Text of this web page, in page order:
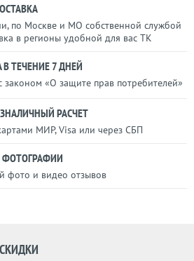
по Москве и МО собственной службой
в регионы удобной для вас ТК
В ТЕЧЕНИЕ 7 ДНЕЙ
законом «О защите прав потребителей»
РАСЧЕТ
МИР, Visa или через СБП
фото и видео отзывов